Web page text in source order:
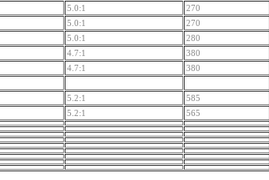
5.0:1 270
5.0:1 270
5.0:1 280
4.7:1 380
4.7:1 380
5.2:1 585
5.2:1 565